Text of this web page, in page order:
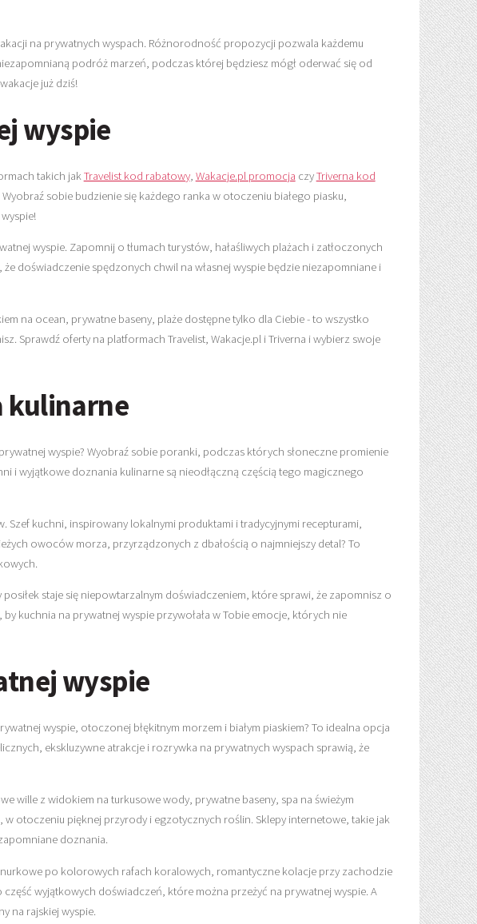
na prywatnych wyspach. Różnorodność propozycji pozwala każdemu
podróż marzeń, podczas której będziesz mógł oderwać się od
już dziś!
wyspie
takich jakTravelist kod rabatowy, Wakacje.pl promocja czyTriverna kod
sobie budzienie się każdego ranka w otoczeniu białego piasku,
wyspie. Zapomnij o tłumach turystów, hałaśliwych plażach i zatłoczonych
doświadczenie spędzonych chwil na własnej wyspie będzie niezapomniane i
na ocean, prywatne baseny, plaże dostępne tylko dla Ciebie - to wszystko
Sprawdź oferty na platformach Travelist, Wakacje.pl i Triverna i wybierz swoje
kulinarne
wyspie? Wyobraź sobie poranki, podczas których słoneczne promienie
i wyjątkowe doznania kulinarne są nieodłączną częścią tego magicznego
Szef kuchni, inspirowany lokalnymi produktami i tradycyjnymi recepturami,
owoców morza, przyrządzonych z dbałością o najmniejszy detal? To
staje się niepowtarzalnym doświadczeniem, które sprawi, że zapomnisz o
kuchnia na prywatnej wyspie przywołała w Tobie emocje, których nie
wyspie
wyspie, otoczonej błękitnym morzem i białym piaskiem? To idealna opcja
ekskluzywne atrakcje i rozrywka na prywatnych wyspach sprawią, że
wille z widokiem na turkusowe wody, prywatne baseny, spa na świeżym
w otoczeniu pięknej przyrody i egzotycznych roślin. Sklepy internetowe, takie jak
doznania.
po kolorowych rafach koralowych, romantyczne kolacje przy zachodzie
wyjątkowych doświadczeń, które można przeżyć na prywatnej wyspie. A
na rajskiej wyspie.